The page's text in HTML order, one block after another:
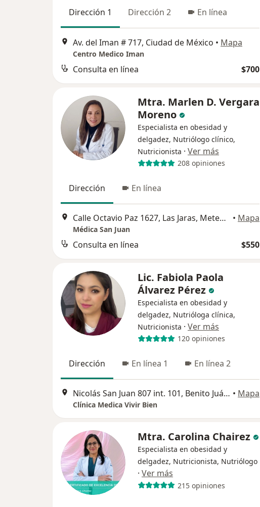
Dirección 1 Dirección 2 En línea
Av. del Iman # 717, Ciudad de México • Mapa
Centro Medico Iman
Consulta en línea $700
Mtra. Marlen D. Vergara
Moreno
Especialista en obesidad y
delgadez, Nutriólogo clínico,
Nutricionista · Ver más
208 opiniones
Dirección En línea
Calle Octavio Paz 1627, Las Jaras, Metepec • Mapa
Médica San Juan
Consulta en línea $550
Lic. Fabiola Paola
Álvarez Pérez
Especialista en obesidad y
delgadez, Nutrióloga clínica,
Nutricionista · Ver más
120 opiniones
Dirección En línea 1 En línea 2
Nicolás San Juan 807 int. 101, Benito Juárez • Mapa
Clínica Medica Vivir Bien
Mtra. Carolina Chairez
Especialista en obesidad y
delgadez, Nutricionista, Nutriólogo
· Ver más
215 opiniones